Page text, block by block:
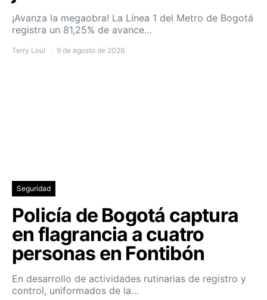
¡Avanza la megaobra! La Línea 1 del Metro de Bogotá
registra un 81,25% de avance…
Terry Loui 9 de agosto de 2026
Seguridad
Policía de Bogotá captura
en flagrancia a cuatro
personas en Fontibón
En desarrollo de actividades rutinarias de registro y
control, uniformados de la…